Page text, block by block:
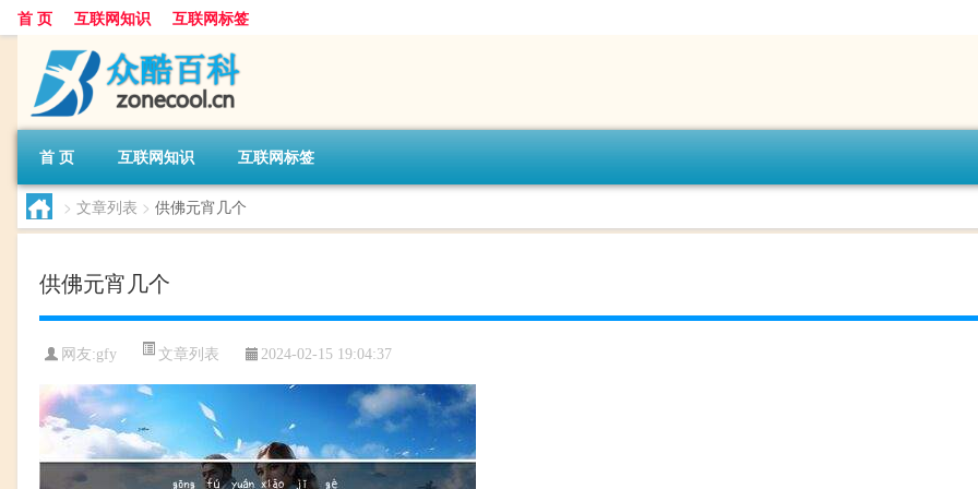
首 页 互联网知识 互联网标签
首 页 互联网知识 互联网标签
> 文章列表 > 供佛元宵几个
供佛元宵几个
网友:gfy 文章列表 2024-02-15 19:04:37